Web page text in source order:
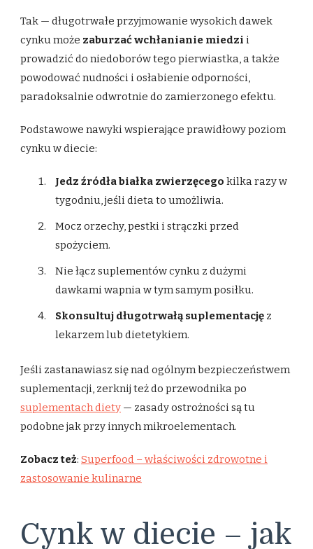
Tak — długotrwałe przyjmowanie wysokich dawek
cynku może zaburzać wchłanianie miedzi i
prowadzić do niedoborów tego pierwiastka, a także
powodować nudności i osłabienie odporności,
paradoksalnie odwrotnie do zamierzonego efektu.
Podstawowe nawyki wspierające prawidłowy poziom
cynku w diecie:
Jedz źródła białka zwierzęcego kilka razy w
tygodniu, jeśli dieta to umożliwia.
Mocz orzechy, pestki i strączki przed
spożyciem.
Nie łącz suplementów cynku z dużymi
dawkami wapnia w tym samym posiłku.
Skonsultuj długotrwałą suplementację z
lekarzem lub dietetykiem.
Jeśli zastanawiasz się nad ogólnym bezpieczeństwem
suplementacji, zerknij też do przewodnika po
suplementach diety — zasady ostrożności są tu
podobne jak przy innych mikroelementach.
Zobacz też: Superfood – właściwości zdrowotne i
zastosowanie kulinarne
Cynk w diecie – jak